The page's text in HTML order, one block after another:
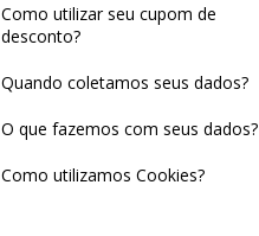
Como utilizar seu cupom de
desconto?
Quando coletamos seus dados?
O que fazemos com seus dados?
Como utilizamos Cookies?